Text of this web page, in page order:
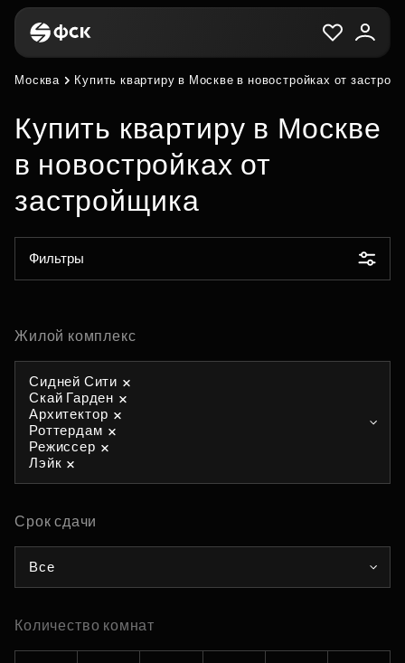
Москва Купить квартиру в Москве в новостройках от
Купить квартиру в Москве
в новостройках от
застройщика
Фильтры
Жилой комплекс
Сидней Сити
Скай Гарден
Архитектор
Роттердам
Режиссер
Лэйк
Срок сдачи
Все
Количество комнат